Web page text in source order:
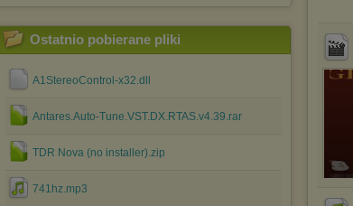
Ostatnio pobierane pliki
A1StereoControl-x32.dll
Antares.Auto-Tune.VST.DX.RTAS.v4.39.rar
TDR Nova (no installer).zip
741hz.mp3